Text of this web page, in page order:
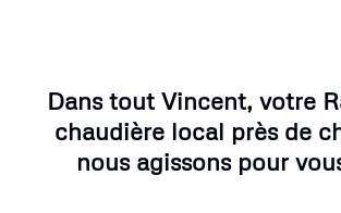
Dans tout Vincent, votre
chaudière local près de
nous agissons pour